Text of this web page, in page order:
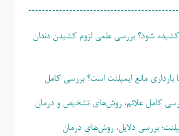
کشیده شود؟ بررسی علمی لزوم کشیدن دندان
بارداری مانع ایمپلنت است؟ بررسی کامل
کامل علائم، روش‌های تشخیص و درمان
بررسی دلایل، روش‌های درمان